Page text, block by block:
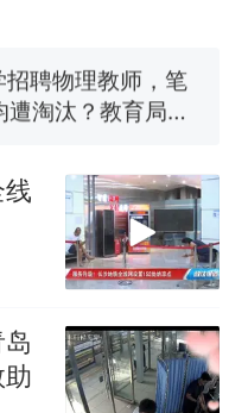
聘物理教师，笔
淘汰？教育局：
公平么？